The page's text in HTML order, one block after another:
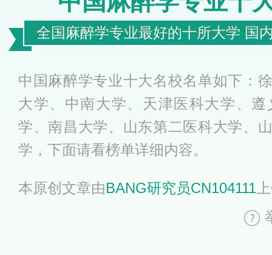
全国麻醉学专业最好的十所大学 国
中国麻醉学专业十大名校名单如下：
大学、中南大学、天津医科大学、
学、南昌大学、山东第二医科大学、
学，下面请看榜单详细内容。
本原创文章由BANG研究员CN104111